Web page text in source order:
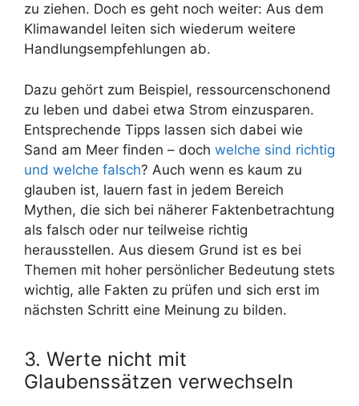
zu ziehen. Doch es geht noch weiter: Aus dem
Klimawandel leiten sich wiederum weitere
Handlungsempfehlungen ab.
Dazu gehört zum Beispiel, ressourcenschonend
zu leben und dabei etwa Strom einzusparen.
Entsprechende Tipps lassen sich dabei wie
Sand am Meer finden – doch welche sind richtig
und welche falsch? Auch wenn es kaum zu
glauben ist, lauern fast in jedem Bereich
Mythen, die sich bei näherer Faktenbetrachtung
als falsch oder nur teilweise richtig
herausstellen. Aus diesem Grund ist es bei
Themen mit hoher persönlicher Bedeutung stets
wichtig, alle Fakten zu prüfen und sich erst im
nächsten Schritt eine Meinung zu bilden.
3. Werte nicht mit
Glaubenssätzen verwechseln